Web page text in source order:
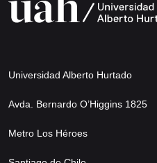
Universidad Alberto Hurtado
Avda. Bernardo O’Higgins 1825
Metro Los Héroes